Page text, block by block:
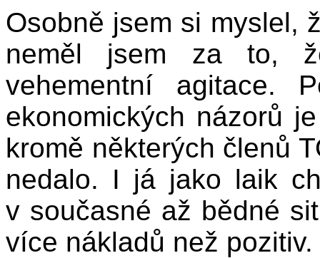
Osobně jsem si myslel,
neměl jsem za to,
vehementní agitace.
ekonomických názorů
kromě některých členů
nedalo. I já jako laik
v současné až bědné
více nákladů než pozitiv.